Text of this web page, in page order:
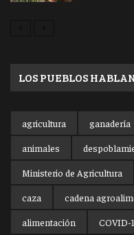
LOS PUEBLOS
agricultura ganadería
animales
Ministerio de Agricultura
caza
cadena
alimentación
COVID-